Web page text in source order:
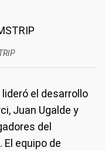
el desarrollo
Juan Ugalde y
del
. El equipo de